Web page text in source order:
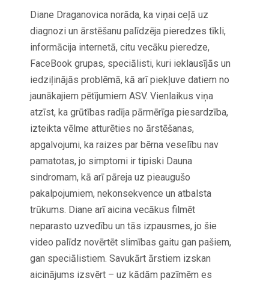
Diane Draganovica norāda, ka viņai ceļā uz
diagnozi un ārstēšanu palīdzēja pieredzes tīkli,
informācija internetā, citu vecāku pieredze,
FaceBook grupas, speciālisti, kuri ieklausījās un
iedziļinājās problēmā, kā arī piekļuve datiem no
jaunākajiem pētījumiem ASV. Vienlaikus viņa
atzīst, ka grūtības radīja pārmērīga piesardzība,
izteikta vēlme atturēties no ārstēšanas,
apgalvojumi, ka raizes par bērna veselību nav
pamatotas, jo simptomi ir tipiski Dauna
sindromam, kā arī pāreja uz pieaugušo
pakalpojumiem, nekonsekvence un atbalsta
trūkums. Diane arī aicina vecākus filmēt
neparasto uzvedību un tās izpausmes, jo šie
video palīdz novērtēt slimības gaitu gan pašiem,
gan speciālistiem. Savukārt ārstiem izskan
aicinājums izsvērt – uz kādām pazīmēm es